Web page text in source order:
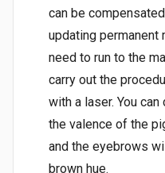
can be
updating
need to run to the
carry out the
with a laser. You
the valence of the
and the eyebrows
brown hue.